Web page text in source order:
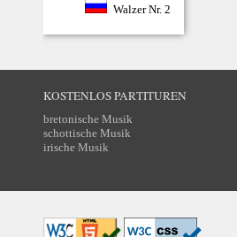
Walzer Nr. 2
KOSTENLOS PARTITUREN
bretonische Musik
schottische Musik
irische Musik